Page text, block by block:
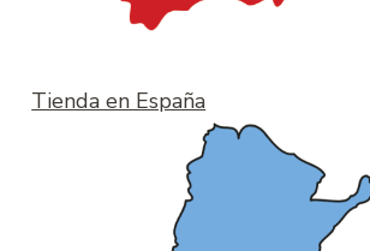
Tienda en España